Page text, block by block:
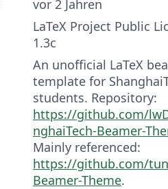
vor 2 Jahren
LaTeX Project Public
1.3c
An unofficial LaTeX
template for
students. Repository:
https://github.com/
nghaiTech-Beamer-
Mainly referenced:
https://github.com/
Beamer-Theme.